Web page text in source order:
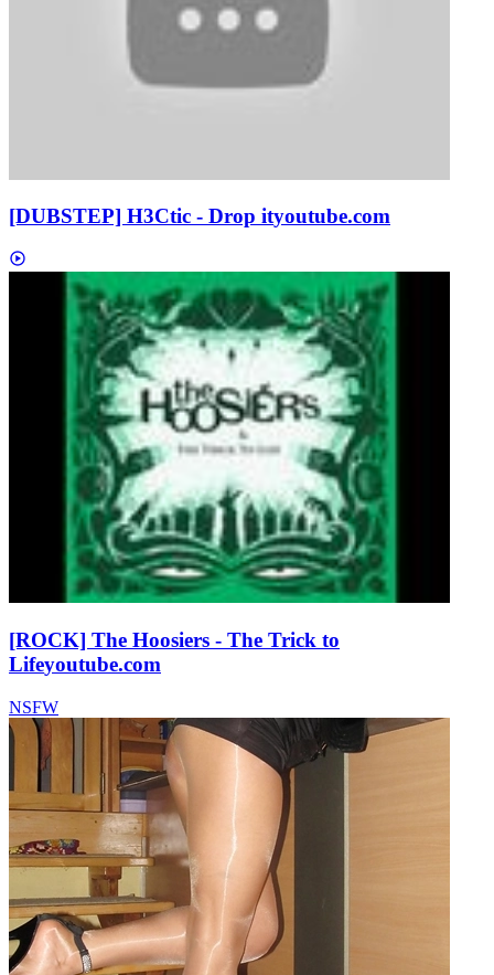
[DUBSTEP] H3Ctic - Drop ityoutube.com
[ROCK] The Hoosiers - The Trick to
Lifeyoutube.com
NSFW